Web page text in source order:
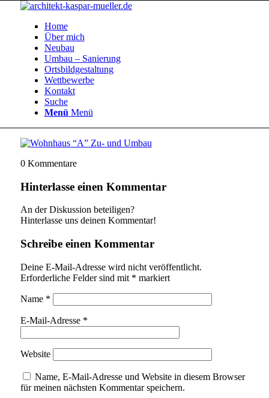
Home
Über mich
Neubau
Umbau – Sanierung
Ortsbildgestaltung
Wettbewerbe
Kontakt
Suche
Menü Menü
0 Kommentare
Hinterlasse einen Kommentar
An der Diskussion beteiligen?
Hinterlasse uns deinen Kommentar!
Schreibe einen Kommentar
Deine E-Mail-Adresse wird nicht veröffentlicht.
Erforderliche Felder sind mit * markiert
Name *
E-Mail-Adresse *
Website
Name, E-Mail-Adresse und Website in diesem Browser
für meinen nächsten Kommentar speichern.